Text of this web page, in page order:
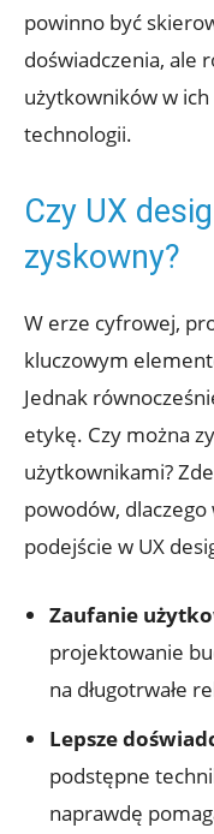
powinno być
doświadczenia, ale
użytkowników w
technologii.
Czy UX
zyskowny?
W erze cyfrowej,
kluczowym
Jednak
etykę. Czy można
użytkownikami?
powodów,
podejście w UX
Zaufanie
projektowanie
na długotrwałe
Lepsze
podstępne
naprawdę